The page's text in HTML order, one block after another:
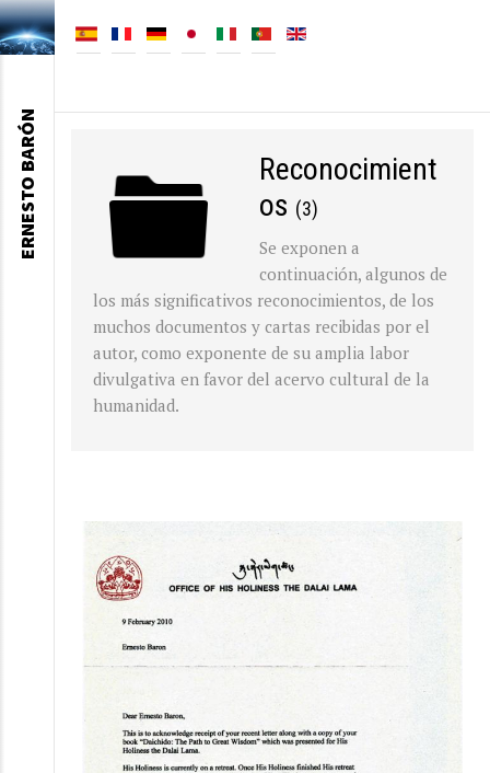
Reconocimient
os (3)
Se exponen a
continuación, algunos de
los más significativos reconocimientos, de los
muchos documentos y cartas recibidas por el
autor, como exponente de su amplia labor
divulgativa en favor del acervo cultural de la
humanidad.
ERNESTO BARÓN